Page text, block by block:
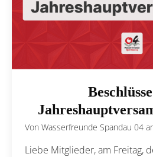
VonWasserfreunde Spandau 04
Liebe Mitglieder, am Freitag,